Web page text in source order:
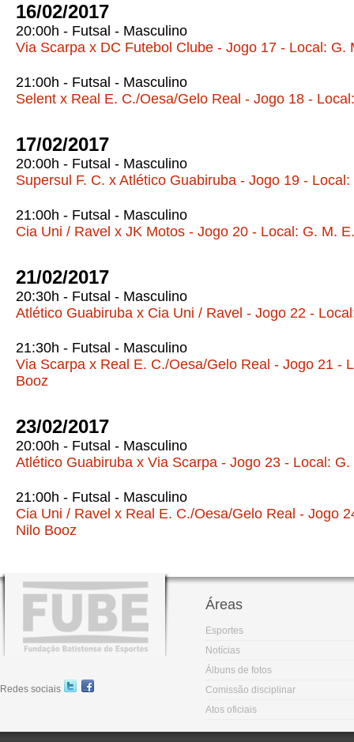
16/02/2017
20:00h - Futsal - Masculino
Via Scarpa x DC Futebol Clube - Jogo 17 - Local: G.
21:00h - Futsal - Masculino
Selent x Real E. C./Oesa/Gelo Real - Jogo 18 -
17/02/2017
20:00h - Futsal - Masculino
Supersul F. C. x Atlético Guabiruba - Jogo 19 -
21:00h - Futsal - Masculino
Cia Uni / Ravel x JK Motos - Jogo 20 - Local: G. M.
21/02/2017
20:30h - Futsal - Masculino
Atlético Guabiruba x Cia Uni / Ravel - Jogo 22 -
21:30h - Futsal - Masculino
Via Scarpa x Real E. C./Oesa/Gelo Real - Jogo 21 -
Booz
23/02/2017
20:00h - Futsal - Masculino
Atlético Guabiruba x Via Scarpa - Jogo 23 - Local:
21:00h - Futsal - Masculino
Cia Uni / Ravel x Real E. C./Oesa/Gelo Real - Jogo
Nilo Booz
Redes sociais
Áreas
Esportes
Notícias
Álbuns de fotos
Comissão disciplinar
Atos oficiais